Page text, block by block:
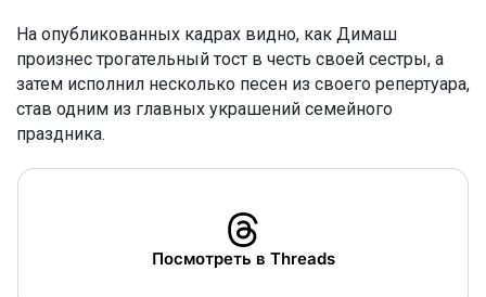
На опубликованных кадрах видно, как Димаш
произнес трогательный тост в честь своей сестры, а
затем исполнил несколько песен из своего репертуара,
став одним из главных украшений семейного
праздника.
Посмотреть в Threads